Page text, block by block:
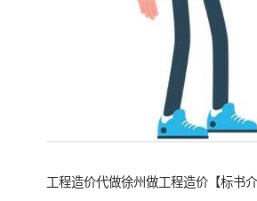
工程造价代做徐州做工程造价【标书